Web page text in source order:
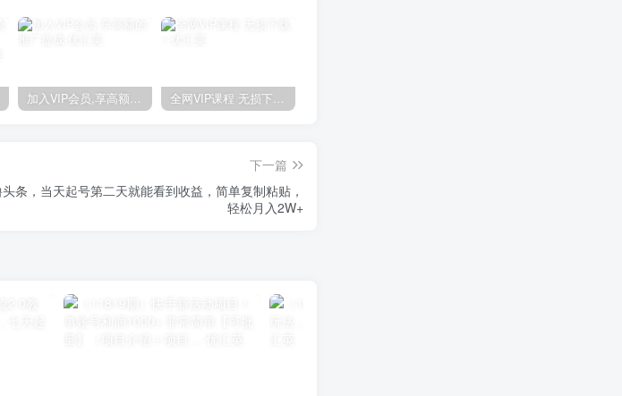
加入VIP会员,享高额的推广提成 全网VIP课程 无损下载~
下一篇
头条，当天起号第二天就能看到收益，简单复制粘贴，
轻松月入2W+